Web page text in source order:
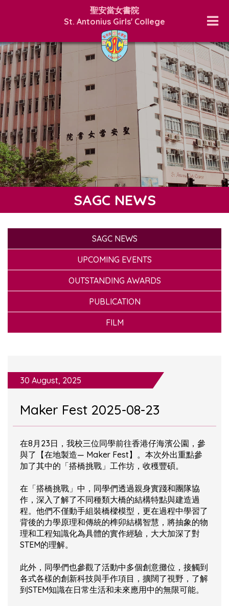
聖安當女書院
St. Antonius Girls' College
SAGC NEWS
SAGC NEWS
UPCOMING EVENTS
OUTSTANDING AWARDS
PUBLICATION
FILM
30 August, 2025
Maker Fest 2025-08-23
在8月23日，我校三位同學前往香港仔海濱公園，參
與了【在地製造— Maker Fest】。本次外出重點參
加了其中的「搭橋挑戰」工作坊，收穫豐碩。
在「搭橋挑戰」中，同學們透過親身實踐和團隊協
作，深入了解了不同種類大橋的結構特點與建造過
程。他們不僅動手組裝橋樑模型，更在過程中學習了
背後的力學原理和傳統的榫卯結構智慧，將抽象的物
理和工程知識化為具體的實作經驗，大大加深了對
STEM的理解。
此外，同學們也參觀了活動中多個創意攤位，接觸到
各式各樣的創新科技與手作項目，擴闊了視野，了解
到STEM知識在日常生活和未來應用中的無限可能。